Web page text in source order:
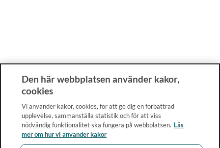
Den här webbplatsen använder kakor,
cookies
Vi använder kakor, cookies, för att ge dig en förbättrad
upplevelse, sammanställa statistik och för att viss
nödvändig funktionalitet ska fungera på webbplatsen. Läs
mer om hur vi använder kakor